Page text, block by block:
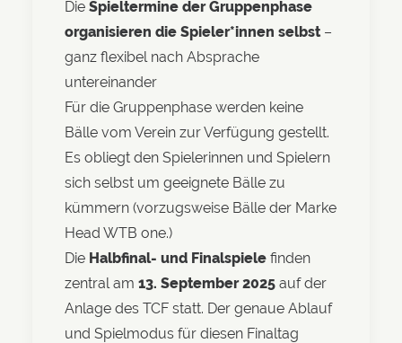
Die Spieltermine der Gruppenphase
organisieren die Spieler*innen selbst –
ganz flexibel nach Absprache
untereinander
Für die Gruppenphase werden keine
Bälle vom Verein zur Verfügung gestellt.
Es obliegt den Spielerinnen und Spielern
sich selbst um geeignete Bälle zu
kümmern (vorzugsweise Bälle der Marke
Head WTB one.)
Die Halbfinal- und Finalspiele finden
zentral am 13. September 2025 auf der
Anlage des TCF statt. Der genaue Ablauf
und Spielmodus für diesen Finaltag